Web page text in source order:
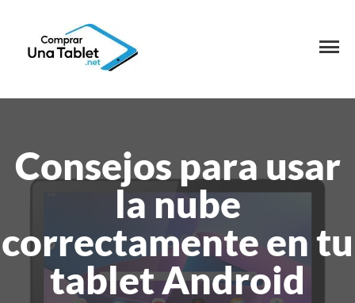
Consejos para usar
la nube
correctamente en tu
tablet Android